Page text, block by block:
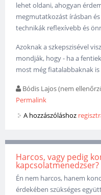
lehet oldani, ahogyan
megmutatkozást írásban
technikák reflexívebb és
Azoknak a szkepszisével
mondják, hogy - ha a
most még fiatalabbaknak is
Bódis Lajos (nem
Permalink
A hozzászóláshoz
Harcos, vagy pedig
kapcsolatmenedzser?
Én nem harcos, hanem
érdekében szükséges